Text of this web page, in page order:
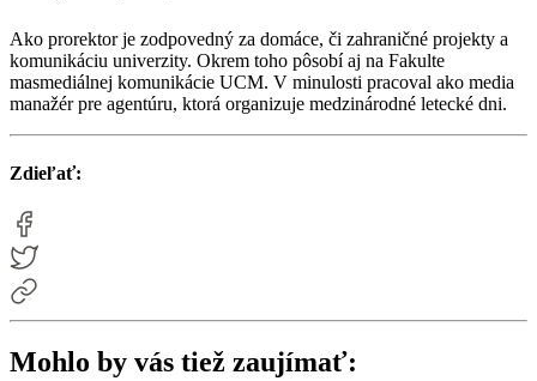
Ako prorektor je zodpovedný za domáce, či zahraničné projekty a
komunikáciu univerzity. Okrem toho pôsobí aj na Fakulte
masmediálnej komunikácie UCM. V minulosti pracoval ako media
manažér pre agentúru, ktorá organizuje medzinárodné letecké dni.
Zdieľať:
Mohlo by vás tiež zaujímať: